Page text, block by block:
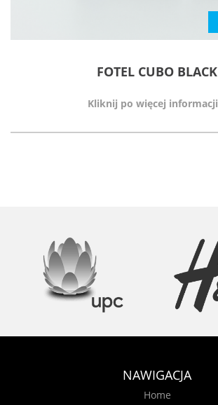
FOTEL CUBO BLACK
Kliknij po więcej informacji
NAWIGACJA
Home